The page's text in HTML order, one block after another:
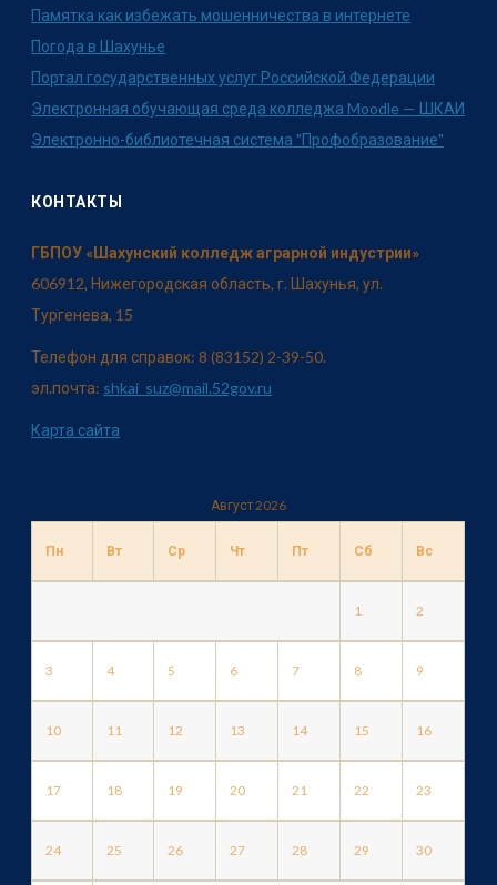
Памятка как избежать мошенничества в интернете
Погода в Шахунье
Портал государственных услуг Российской Федерации
Электронная обучающая среда колледжа Moodle — ШКАИ
Электронно-библиотечная система "Профобразование"
КОНТАКТЫ
ГБПОУ «Шахунский колледж аграрной индустрии»
606912, Нижегородская область, г. Шахунья, ул.
Тургенева, 15
Телефон для справок: 8 (83152) 2-39-50.
эл.почта: shkai_suz@mail.52gov.ru
Карта сайта
Август 2026
Пн Вт Ср Чт Пт Сб Вс
1 2
3 4 5 6 7 8 9
10 11 12 13 14 15 16
17 18 19 20 21 22 23
24 25 26 27 28 29 30